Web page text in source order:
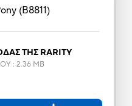
(B8811)
ΤΗΣ RARITY
: 2.36 MB